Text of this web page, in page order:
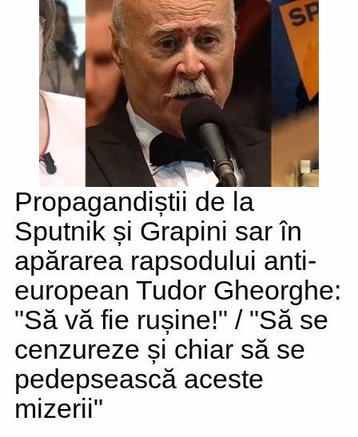
Propagandiștii de la
Sputnik și Grapini sar în
apărarea rapsodului anti-
european Tudor Gheorghe:
"Să vă fie rușine!" / "Să se
cenzureze și chiar să se
pedepsească aceste
mizerii"